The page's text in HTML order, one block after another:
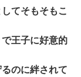
てそもそもこ
王子に好意的
のに絆されて